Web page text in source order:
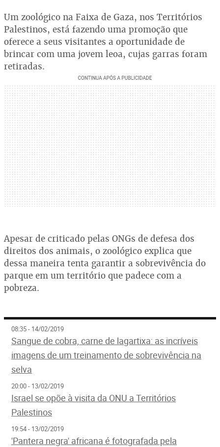
Um zoológico na Faixa de Gaza, nos Territórios
Palestinos, está fazendo uma promoção que
oferece a seus visitantes a oportunidade de
brincar com uma jovem leoa, cujas garras foram
retiradas.
Apesar de criticado pelas ONGs de defesa dos
direitos dos animais, o zoológico explica que
dessa maneira tenta garantir a sobrevivência do
parque em um território que padece com a
pobreza.
08:35 - 14/02/2019
Sangue de cobra, carne de lagartixa: as incríveis
imagens de um treinamento de sobrevivência na
selva
20:00 - 13/02/2019
Israel se opõe à visita da ONU a Territórios
Palestinos
19:54 - 13/02/2019
'Pantera negra' africana é fotografada pela